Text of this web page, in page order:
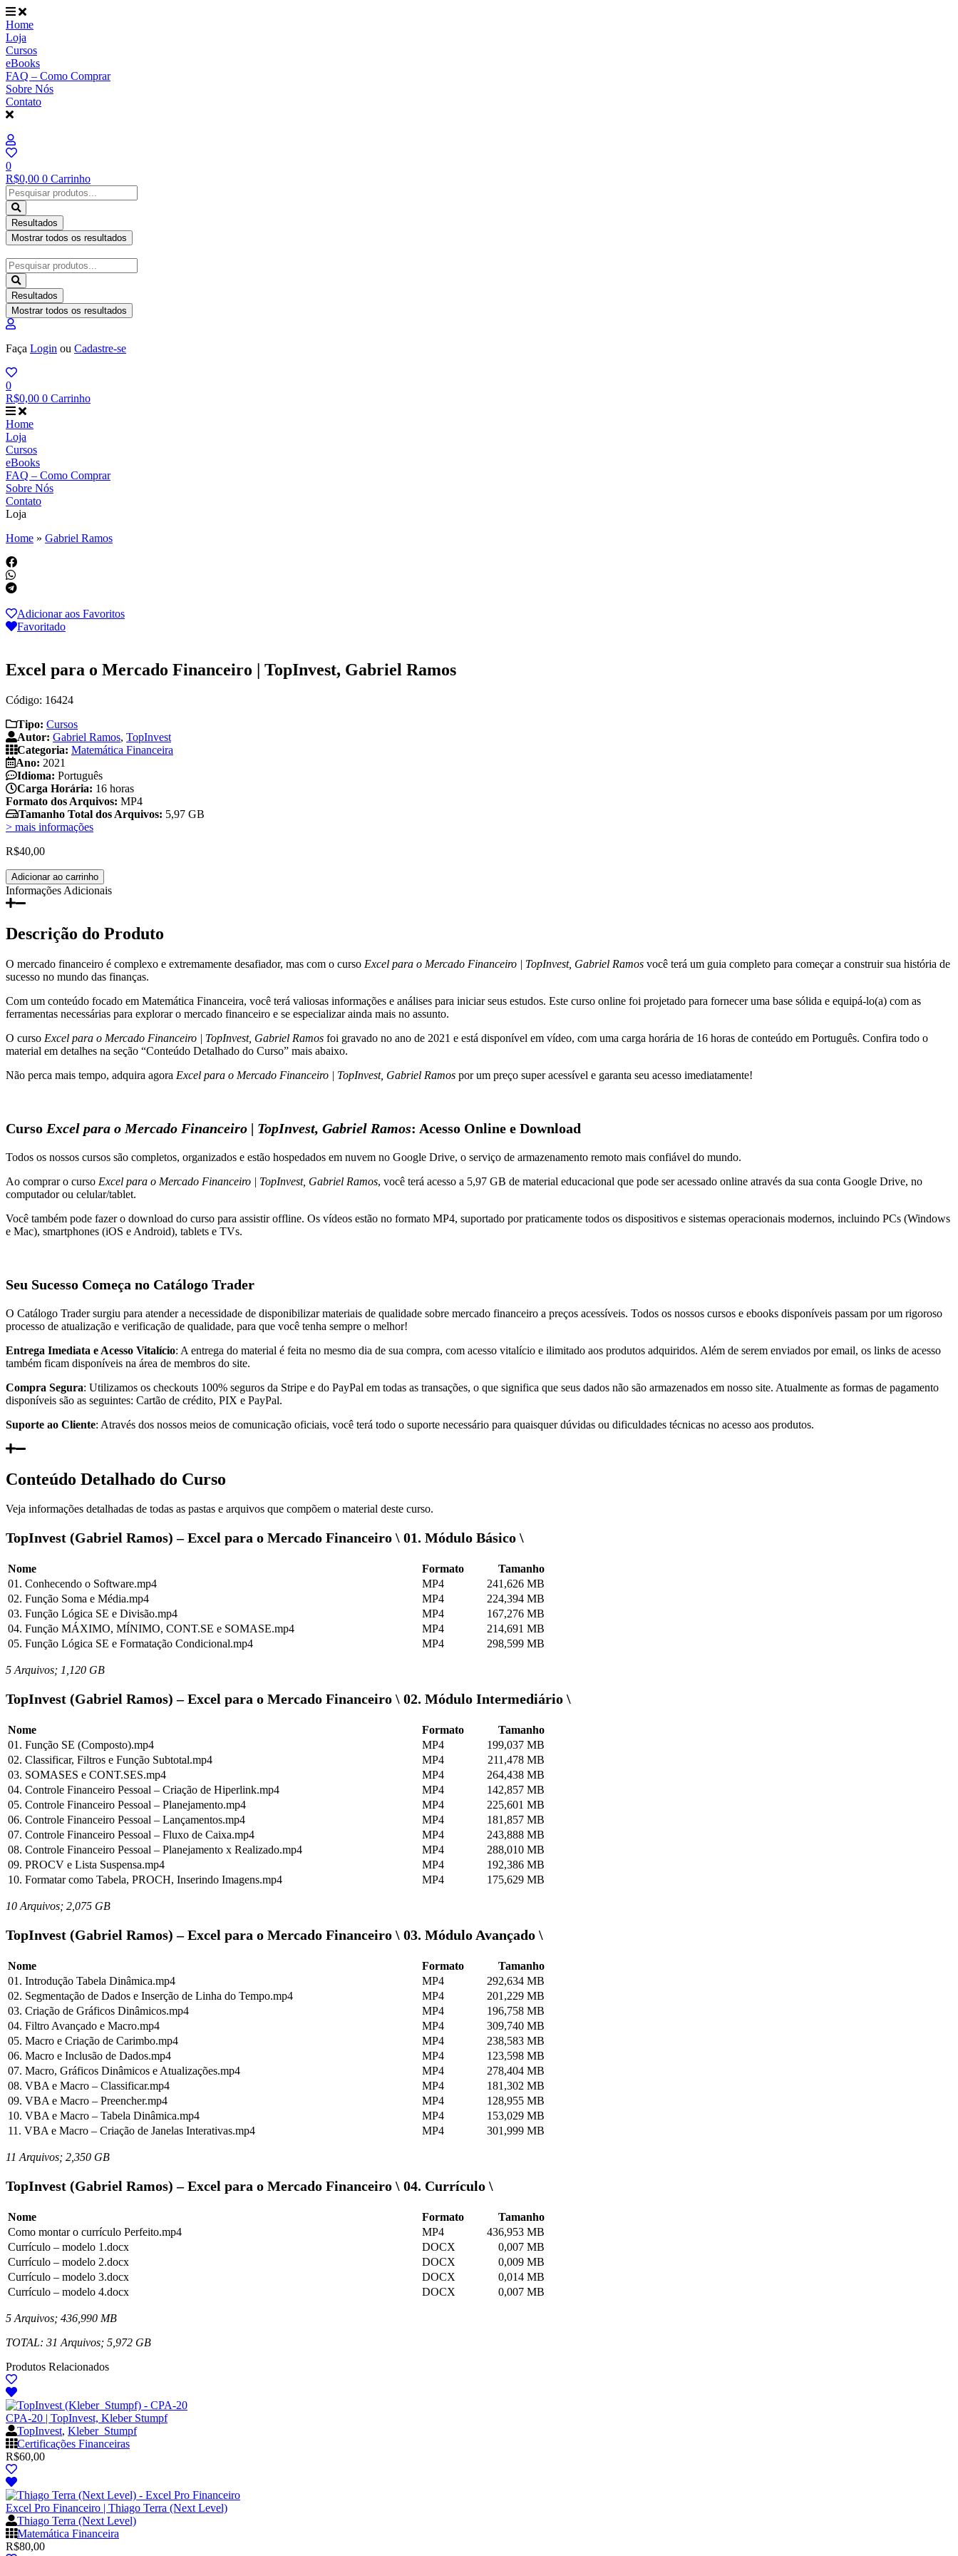
Ir
para
o
conteúdo
Home
Loja
Cursos
eBooks
FAQ – Como Comprar
Sobre Nós
Contato
0
R$0,00 0 Carrinho
Pesquisar
...
Resultados
Mostrar todos os resultados
Pesquisar
...
Resultados
Mostrar todos os resultados
Faça Login ou Cadastre-se
0
R$0,00 0 Carrinho
Home
Loja
Cursos
eBooks
FAQ – Como Comprar
Sobre Nós
Contato
Loja
Home » Gabriel Ramos
Adicionar aos Favoritos
Favoritado
Excel para o Mercado Financeiro | TopInvest, Gabriel Ramos
Código: 16424
Tipo: Cursos
Autor: Gabriel Ramos, TopInvest
Categoria: Matemática Financeira
Ano: 2021
Idioma: Português
Carga Horária: 16 horas
Formato dos Arquivos: MP4
Tamanho Total dos Arquivos: 5,97 GB
> mais informações
R$40,00
Excel
para
o
Financeiro
|
Gabriel
Ramos
Adicionar ao carrinho
Informações Adicionais
Descrição do Produto
O mercado financeiro é complexo e extremamente desafiador, mas com o curso Excel para o Mercado Financeiro | TopInvest, Gabriel Ramos você terá um guia completo para começar a construir sua história de
sucesso no mundo das finanças.
Com um conteúdo focado em Matemática Financeira, você terá valiosas informações e análises para iniciar seus estudos. Este curso online foi projetado para fornecer uma base sólida e equipá-lo(a) com as
ferramentas necessárias para explorar o mercado financeiro e se especializar ainda mais no assunto.
O curso Excel para o Mercado Financeiro | TopInvest, Gabriel Ramos foi gravado no ano de 2021 e está disponível em vídeo, com uma carga horária de 16 horas de conteúdo em Português. Confira todo o
material em detalhes na seção “Conteúdo Detalhado do Curso” mais abaixo.
Não perca mais tempo, adquira agora Excel para o Mercado Financeiro | TopInvest, Gabriel Ramos por um preço super acessível e garanta seu acesso imediatamente!
Curso Excel para o Mercado Financeiro | TopInvest, Gabriel Ramos: Acesso Online e Download
Todos os nossos cursos são completos, organizados e estão hospedados em nuvem no Google Drive, o serviço de armazenamento remoto mais confiável do mundo.
Ao comprar o curso Excel para o Mercado Financeiro | TopInvest, Gabriel Ramos, você terá acesso a 5,97 GB de material educacional que pode ser acessado online através da sua conta Google Drive, no
computador ou celular/tablet.
Você também pode fazer o download do curso para assistir offline. Os vídeos estão no formato MP4, suportado por praticamente todos os dispositivos e sistemas operacionais modernos, incluindo PCs (Windows
e Mac), smartphones (iOS e Android), tablets e TVs.
Seu Sucesso Começa no Catálogo Trader
O Catálogo Trader surgiu para atender a necessidade de disponibilizar materiais de qualidade sobre mercado financeiro a preços acessíveis. Todos os nossos cursos e ebooks disponíveis passam por um rigoroso
processo de atualização e verificação de qualidade, para que você tenha sempre o melhor!
Entrega Imediata e Acesso Vitalício: A entrega do material é feita no mesmo dia de sua compra, com acesso vitalício e ilimitado aos produtos adquiridos. Além de serem enviados por email, os links de acesso
também ficam disponíveis na área de membros do site.
Compra Segura: Utilizamos os checkouts 100% seguros da Stripe e do PayPal em todas as transações, o que significa que seus dados não são armazenados em nosso site. Atualmente as formas de pagamento
disponíveis são as seguintes: Cartão de crédito, PIX e PayPal.
Suporte ao Cliente: Através dos nossos meios de comunicação oficiais, você terá todo o suporte necessário para quaisquer dúvidas ou dificuldades técnicas no acesso aos produtos.
Conteúdo Detalhado do Curso
Veja informações detalhadas de todas as pastas e arquivos que compõem o material deste curso.
TopInvest (Gabriel Ramos) – Excel para o Mercado Financeiro \ 01. Módulo Básico \
Nome Formato
Tamanho
01. Conhecendo o Software.mp4
MP4
241,626 MB
02. Função Soma e Média.mp4
MP4
224,394 MB
03. Função Lógica SE e Divisão.mp4
MP4
167,276 MB
04. Função MÁXIMO, MÍNIMO, CONT.SE e SOMASE.mp4
MP4
214,691 MB
05. Função Lógica SE e Formatação Condicional.mp4
MP4 298,599 MB
5 Arquivos; 1,120 GB
TopInvest (Gabriel Ramos) – Excel para o Mercado Financeiro \ 02. Módulo Intermediário \
Nome Formato
Tamanho
01. Função SE (Composto).mp4
MP4
199,037 MB
02. Classificar, Filtros e Função Subtotal.mp4
MP4
211,478 MB
03. SOMASES e CONT.SES.mp4
MP4
264,438 MB
04. Controle Financeiro Pessoal – Criação de Hiperlink.mp4
MP4
142,857 MB
05. Controle Financeiro Pessoal – Planejamento.mp4
MP4
225,601 MB
06. Controle Financeiro Pessoal – Lançamentos.mp4
MP4
181,857 MB
07. Controle Financeiro Pessoal – Fluxo de Caixa.mp4
MP4
243,888 MB
08. Controle Financeiro Pessoal – Planejamento x Realizado.mp4
MP4
288,010 MB
09. PROCV e Lista Suspensa.mp4
MP4
192,386 MB
10. Formatar como Tabela, PROCH, Inserindo Imagens.mp4
MP4 175,629 MB
10 Arquivos; 2,075 GB
TopInvest (Gabriel Ramos) – Excel para o Mercado Financeiro \ 03. Módulo Avançado \
Nome Formato
Tamanho
01. Introdução Tabela Dinâmica.mp4
MP4
292,634 MB
02. Segmentação de Dados e Inserção de Linha do Tempo.mp4
MP4
201,229 MB
03. Criação de Gráficos Dinâmicos.mp4
MP4
196,758 MB
04. Filtro Avançado e Macro.mp4
MP4
309,740 MB
05. Macro e Criação de Carimbo.mp4
MP4
238,583 MB
06. Macro e Inclusão de Dados.mp4
MP4
123,598 MB
07. Macro, Gráficos Dinâmicos e Atualizações.mp4
MP4
278,404 MB
08. VBA e Macro – Classificar.mp4
MP4
181,302 MB
09. VBA e Macro – Preencher.mp4
MP4
128,955 MB
10. VBA e Macro – Tabela Dinâmica.mp4
MP4
153,029 MB
11. VBA e Macro – Criação de Janelas Interativas.mp4
MP4 301,999 MB
11 Arquivos; 2,350 GB
TopInvest (Gabriel Ramos) – Excel para o Mercado Financeiro \ 04. Currículo \
Nome Formato
Tamanho
Como montar o currículo Perfeito.mp4
MP4
436,953 MB
Currículo – modelo 1.docx
DOCX
0,007 MB
Currículo – modelo 2.docx
DOCX
0,009 MB
Currículo – modelo 3.docx
DOCX
0,014 MB
Currículo – modelo 4.docx
DOCX 0,007 MB
5 Arquivos; 436,990 MB
TOTAL: 31 Arquivos; 5,972 GB
Produtos Relacionados
CPA-20 | TopInvest, Kleber Stumpf
TopInvest, Kleber_Stumpf
Certificações Financeiras
R$60,00
Excel Pro Financeiro | Thiago Terra (Next Level)
Thiago Terra (Next Level)
Matemática Financeira
R$80,00